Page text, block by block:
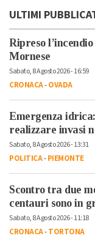
ULTIMI
Ripreso
Mornese
Sabato, 8 Agosto 2026 - 16:59
CRONACA-OVADA
Emergenza
realizzare invasi
Sabato, 8 Agosto 2026 - 13:31
POLITICA-PIEMONTE
Scontro tra due
centauri sono in
Sabato, 8 Agosto 2026 - 11:18
CRONACA-TORTONA